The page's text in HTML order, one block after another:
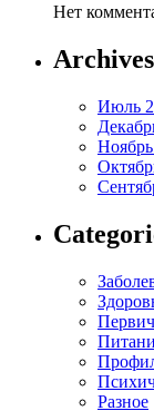
Нет
Archives
Июль
Разное